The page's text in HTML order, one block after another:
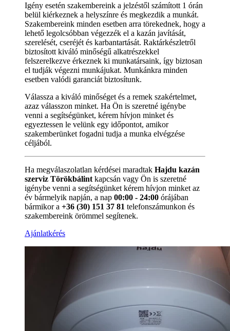
Igény esetén szakembereink a jelzéstől számított 1 órán
belül kiérkeznek a helyszínre és megkezdik a munkát.
Szakembereink minden esetben arra törekednek, hogy a
lehető legolcsóbban végezzék el a kazán javítását,
szerelését, cseréjét és karbantartását. Raktárkészletről
biztosított kiváló minőségű alkatrészekkel
felszerelkezve érkeznek ki munkatársaink, így biztosan
el tudják végezni munkájukat. Munkánkra minden
esetben valódi garanciát biztosítunk.
Válassza a kiváló minőséget és a remek szakértelmet,
azaz válasszon minket. Ha Ön is szeretné igénybe
venni a segítségünket, kérem hívjon minket és
egyeztessen le velünk egy időpontot, amikor
szakemberünket fogadni tudja a munka elvégzése
céljából.
Ha megválaszolatlan kérdései maradtak Hajdu kazán
szerviz Törökbálint kapcsán vagy Ön is szeretné
igénybe venni a segítségünket kérem hívjon minket az
év bármelyik napján, a nap 00:00 - 24:00 órájában
bármikor a +36 (30) 151 37 81 telefonszámunkon és
szakembereink örömmel segítenek.
Ajánlatkérés